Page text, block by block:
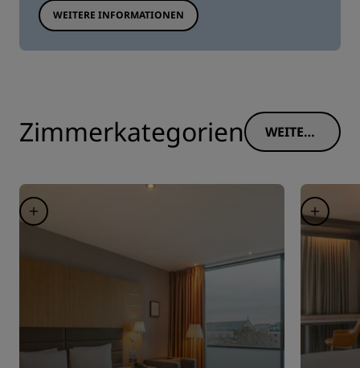
WEITERE INFORMATIONEN
Zimmerkategorien
WEITERE
INFORM